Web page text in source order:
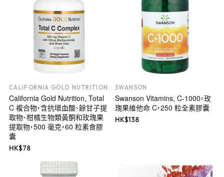
CALIFORNIA GOLD NUTRITION
California Gold Nutrition, Total
C 複合物，含抗壞血酸、餘甘子提
取物、柑橘生物類黃酮和玫瑰果
提取物，500 毫克，60 粒素食膠
囊
HK$78
SWANSON
Swanson Vitamins, C-1000，玫
瑰果維他命 C，250 粒全素膠囊
HK$138